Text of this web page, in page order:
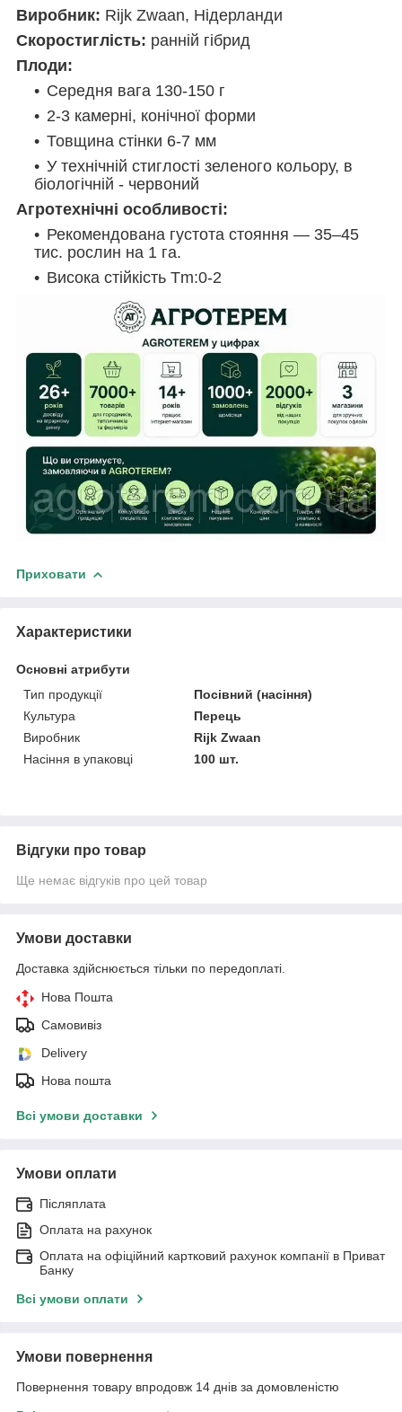
Виробник: Rijk Zwaan, Нідерланди
Скоростиглість: ранній гібрид
Плоди:
Середня вага 130-150 г
2-3 камерні, конічної форми
Товщина стінки 6-7 мм
У технічній стиглості зеленого кольору, в
біологічній - червоний
Агротехнічні особливості:
Рекомендована густота стояння — 35–45
тис. рослин на 1 га.
Висока стійкість Tm:0-2
Приховати
Характеристики
Основні атрибути
Тип продукції
Посівний (насіння)
Культура
Перець
Виробник
Rijk Zwaan
Насіння в упаковці
100 шт.
Відгуки про товар
Ще немає відгуків про цей товар
Умови доставки
Доставка здійснюється тільки по передоплаті.
Нова Пошта
Самовивіз
Delivery
Нова пошта
Всі умови доставки
Умови оплати
Післяплата
Оплата на рахунок
Оплата на офіційний картковий рахунок компанії в Приват
Банку
Всі умови оплати
Умови повернення
Повернення товару впродовж 14 днів за домовленістю